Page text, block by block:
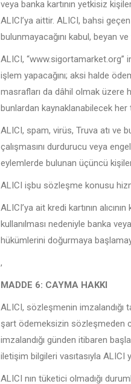
veya banka kartının yetkisiz
ALICI’ya aittir. ALICI, bahsi
bulunmayacağını kabul, beyan
ALICI, “www.sigortamarket.org”
işlem yapacağını; aksi halde
masrafları da dâhil olmak üzere
bunlardan kaynaklanabilecek her
ALICI, spam, virüs, Truva atı ve
çalışmasını durdurucu veya
eylemlerde bulunan üçüncü
ALICI işbu sözleşme konusu
ALICI’ya ait kredi kartının
kullanılması nedeniyle banka
hükümlerini doğurmaya
,
MADDE 6: CAYMA HAKKI
ALICI, sözleşmenin
şart ödemeksizin sözleşmeden
imzalandığı günden itibaren
iletişim bilgileri vasıtasıyla ALICI
ALICI nın tüketici olmadığı